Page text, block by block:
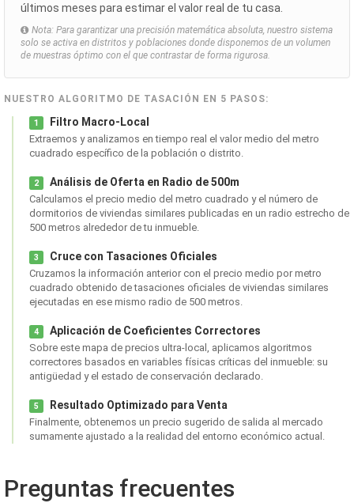
últimos meses para estimar el valor real de tu casa.
Nota: Para garantizar una precisión matemática absoluta, nuestro sistema
solo se activa en distritos y poblaciones donde disponemos de un volumen
de muestras óptimo con el que contrastar de forma rigurosa.
NUESTRO ALGORITMO DE TASACIÓN EN 5 PASOS:
1 Filtro Macro-Local
Extraemos y analizamos en tiempo real el valor medio del metro
cuadrado específico de la población o distrito.
2 Análisis de Oferta en Radio de 500m
Calculamos el precio medio del metro cuadrado y el número de
dormitorios de viviendas similares publicadas en un radio estrecho de
500 metros alrededor de tu inmueble.
3 Cruce con Tasaciones Oficiales
Cruzamos la información anterior con el precio medio por metro
cuadrado obtenido de tasaciones oficiales de viviendas similares
ejecutadas en ese mismo radio de 500 metros.
4 Aplicación de Coeficientes Correctores
Sobre este mapa de precios ultra-local, aplicamos algoritmos
correctores basados en variables físicas críticas del inmueble: su
antigüedad y el estado de conservación declarado.
5 Resultado Optimizado para Venta
Finalmente, obtenemos un precio sugerido de salida al mercado
sumamente ajustado a la realidad del entorno económico actual.
Preguntas frecuentes